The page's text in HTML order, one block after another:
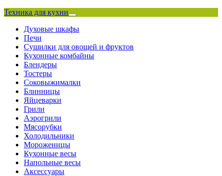
Техника для кухни
Духовые шкафы
Печи
Сушилки для овощей и фруктов
Кухонные комбайны
Блендеры
Тостеры
Соковыжималки
Блинницы
Яйцеварки
Грили
Аэрогрили
Мясорубки
Холодильники
Мороженицы
Кухонные весы
Напольные весы
Аксессуары